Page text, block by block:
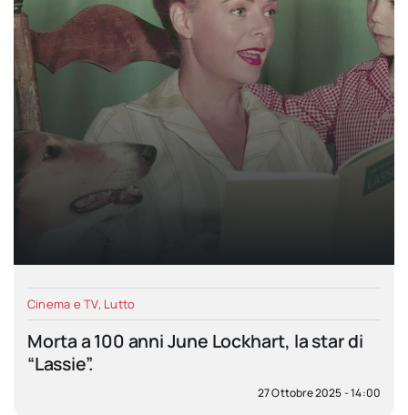
Cinema e TV, Lutto
Morta a 100 anni June Lockhart, la star di
“Lassie”.
27 Ottobre 2025 - 14:00